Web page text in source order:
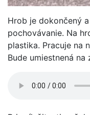
Hrob je dokončený
pochovávanie. Na
plastika. Pracuje na
Bude umiestnená